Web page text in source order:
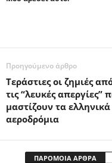
Προηγούμενο άρθρο
Τεράστιες οι ζημιές
τις “λευκές απεργίες”
μαστίζουν τα ελληνικά
αεροδρόμια
ΠΑΡΟΜΟΙΑ ΑΡΘΡΑ